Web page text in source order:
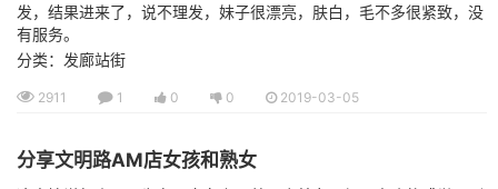
发，结果进来了，说不理发，妹子很漂亮，肤白，毛不多很紧致，没
有服务。
分类：发廊站街
2911 1 0 0 2019-03-05
分享文明路AM店女孩和熟女